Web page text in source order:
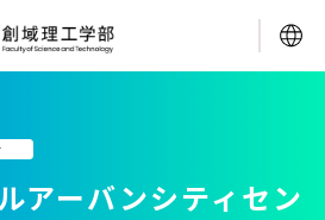
アーバンシティセン